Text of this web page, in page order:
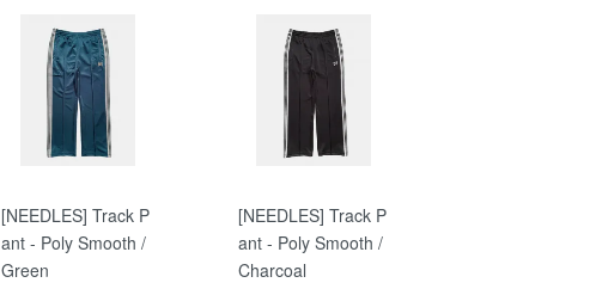
[NEEDLES] Track P
ant - Poly Smooth /
Green
[NEEDLES] Track P
ant - Poly Smooth /
Charcoal